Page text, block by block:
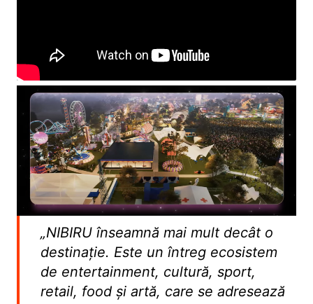
„NIBIRU înseamnă mai mult decât o
destinație. Este un întreg ecosistem
de entertainment, cultură, sport,
retail, food și artă, care se adresează